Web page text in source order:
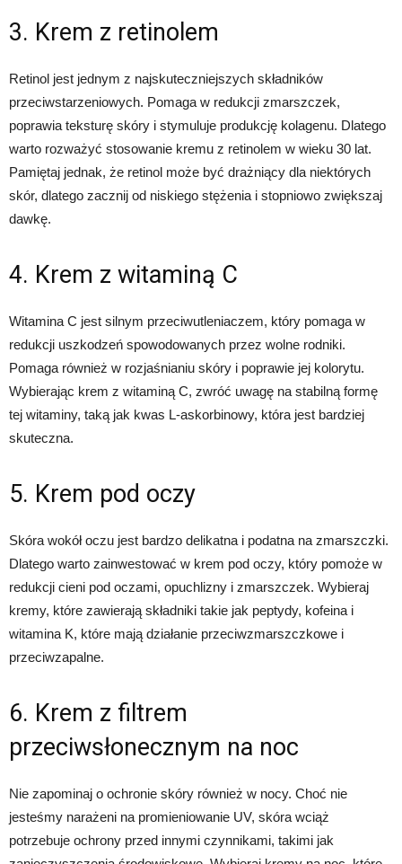
3. Krem z retinolem
Retinol jest jednym z najskuteczniejszych składników
przeciwstarzeniowych. Pomaga w redukcji zmarszczek,
poprawia teksturę skóry i stymuluje produkcję kolagenu. Dlatego
warto rozważyć stosowanie kremu z retinolem w wieku 30 lat.
Pamiętaj jednak, że retinol może być drażniący dla niektórych
skór, dlatego zacznij od niskiego stężenia i stopniowo zwiększaj
dawkę.
4. Krem z witaminą C
Witamina C jest silnym przeciwutleniaczem, który pomaga w
redukcji uszkodzeń spowodowanych przez wolne rodniki.
Pomaga również w rozjaśnianiu skóry i poprawie jej kolorytu.
Wybierając krem z witaminą C, zwróć uwagę na stabilną formę
tej witaminy, taką jak kwas L-askorbinowy, która jest bardziej
skuteczna.
5. Krem pod oczy
Skóra wokół oczu jest bardzo delikatna i podatna na zmarszczki.
Dlatego warto zainwestować w krem pod oczy, który pomoże w
redukcji cieni pod oczami, opuchlizny i zmarszczek. Wybieraj
kremy, które zawierają składniki takie jak peptydy, kofeina i
witamina K, które mają działanie przeciwzmarszczkowe i
przeciwzapalne.
6. Krem z filtrem
przeciwsłonecznym na noc
Nie zapominaj o ochronie skóry również w nocy. Choć nie
jesteśmy narażeni na promieniowanie UV, skóra wciąż
potrzebuje ochrony przed innymi czynnikami, takimi jak